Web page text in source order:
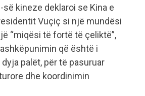
së kineze deklaroi se Kina e
Vuçiç si një mundësi
“miqësi të fortë të çeliktë”,
që është i
palët, për të pasuruar
dhe koordinimin